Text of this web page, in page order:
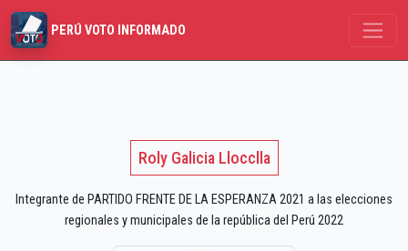
PERÚ VOTO INFORMADO
Roly Galicia Llocclla
Integrante de PARTIDO FRENTE DE LA ESPERANZA 2021 a las elecciones
regionales y municipales de la república del Perú 2022